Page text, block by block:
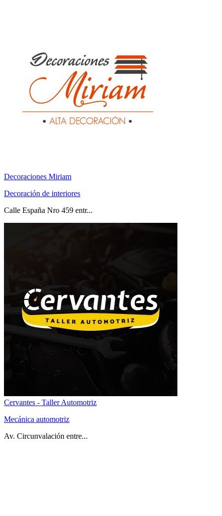
Decoraciones Miriam
Decoración de interiores
Calle España Nro 459 entr...
Cervantes - Taller Automotriz
Mecánica automotriz
Av. Circunvalación entre...